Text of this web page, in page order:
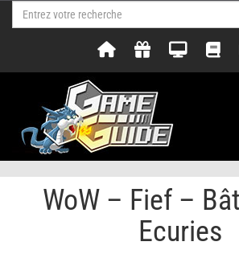
WoW – Fief –
Ecuries